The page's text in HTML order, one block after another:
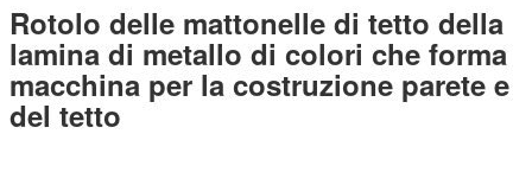
Rotolo delle mattonelle di tetto della
lamina di metallo di colori che forma
macchina per la costruzione parete e
del tetto